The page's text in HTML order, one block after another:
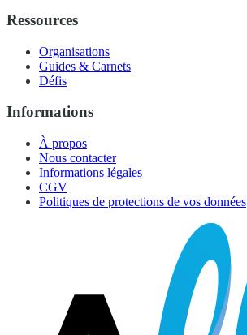
Ressources
Organisations
Guides & Carnets
Défis
Informations
À propos
Nous contacter
Informations légales
CGV
Politiques de protections de vos données